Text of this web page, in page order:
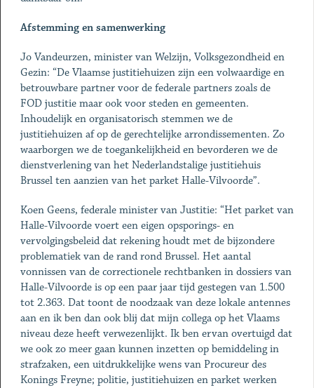
Afstemming en samenwerking
Jo Vandeurzen, minister van Welzijn, Volksgezondheid en
Gezin: “De Vlaamse justitiehuizen zijn een volwaardige en
betrouwbare partner voor de federale partners zoals de
FOD justitie maar ook voor steden en gemeenten.
Inhoudelijk en organisatorisch stemmen we de
justitiehuizen af op de gerechtelijke arrondissementen. Zo
waarborgen we de toegankelijkheid en bevorderen we de
dienstverlening van het Nederlandstalige justitiehuis
Brussel ten aanzien van het parket Halle-Vilvoorde”.
Koen Geens, federale minister van Justitie: “Het parket van
Halle-Vilvoorde voert een eigen opsporings- en
vervolgingsbeleid dat rekening houdt met de bijzondere
problematiek van de rand rond Brussel. Het aantal
vonnissen van de correctionele rechtbanken in dossiers van
Halle-Vilvoorde is op een paar jaar tijd gestegen van 1.500
tot 2.363. Dat toont de noodzaak van deze lokale antennes
aan en ik ben dan ook blij dat mijn collega op het Vlaams
niveau deze heeft verwezenlijkt. Ik ben ervan overtuigd dat
we ook zo meer gaan kunnen inzetten op bemiddeling in
strafzaken, een uitdrukkelijke wens van Procureur des
Konings Freyne; politie, justitiehuizen en parket werken